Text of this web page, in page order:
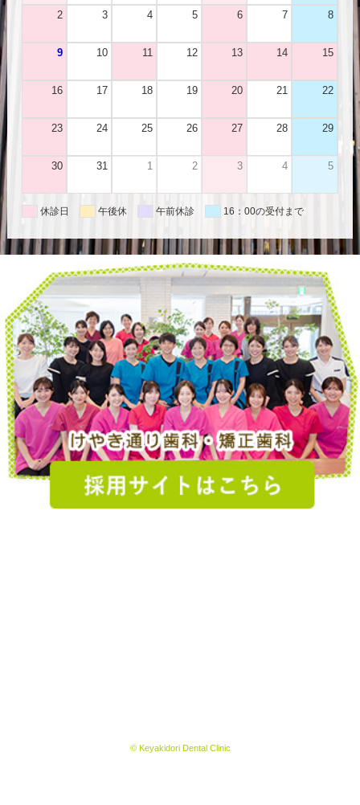
2 3 4 5 6 7 8
9 10 11 12 13 14 15
16 17 18 19 20 21 22
23 24 25 26 27 28 29
30 31 1 2 3 4 5
休診日 午後休 午前休診 16：00の受付まで
© Keyakidori Dental Clinic